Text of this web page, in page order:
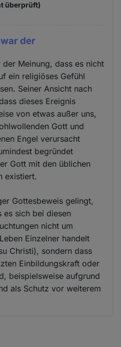
überprüft)
der
Meinung, dass es nicht
ein religiöses Gefühl
Seiner Ansicht nach
dieses Ereignis
von etwas außer uns,
Gott und
Engel verursacht
begründet
Gott mit den üblichen
existiert.
Gottesbeweis gelingt,
es sich bei diesen
nicht um
Einzelner handelt
Christi), sondern dass
Einbildungskraft oder
beispielsweise aufgrund
als Schutz vor weiterem